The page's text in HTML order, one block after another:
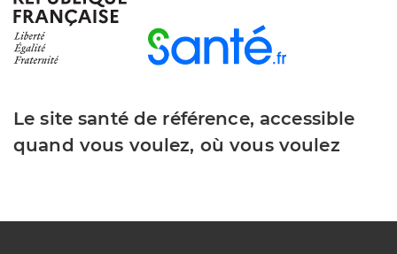
Le site santé de référence, accessible
quand vous voulez, où vous voulez